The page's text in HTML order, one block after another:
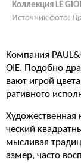
Коллекция LE
Источник фото:
Компания
OIE. Подобно
вают игрой
ративного
Художественная
ческий
мысливая
азмер, часто